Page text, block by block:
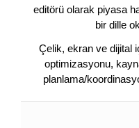
editörü olarak piyasa
bir dille
Çelik, ekran ve dijital
optimizasyonu,
planlama/